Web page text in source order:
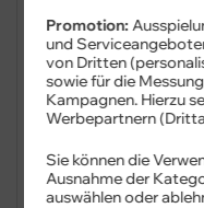
Festnetz-Geräte
Kundendaten
Anschlussadresse
Promotion:
und
von Dritten
sowie für die
Kampagnen. Hierzu
Werbepartnern
Sie können die
Ausnahme der
auswählen oder